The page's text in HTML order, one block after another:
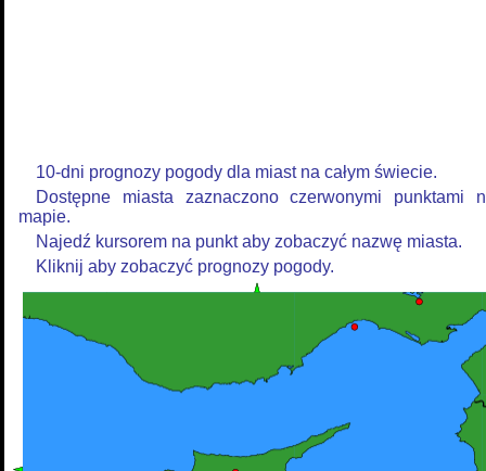
10-dni prognozy pogody dla miast na całym świecie.
Dostępne miasta zaznaczono czerwonymi punktami
mapie.
Najedź kursorem na punkt aby zobaczyć nazwę miasta.
Kliknij aby zobaczyć prognozy pogody.